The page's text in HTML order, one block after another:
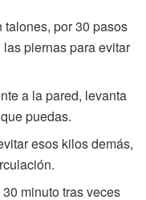
por 30 pasos
piernas para evitar
a la pared, levanta
puedas.
esos kilos demás,
minuto tras veces